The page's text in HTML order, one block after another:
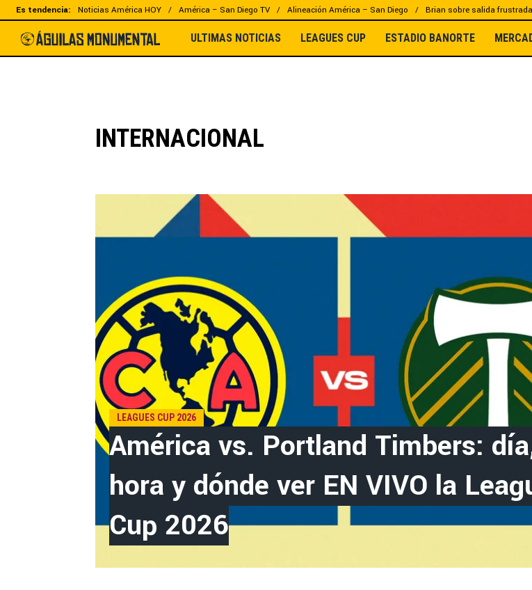
Es tendencia: Noticias América HOY América – San Diego TV Alineación América – San Diego Brian sobre salida
ULTIMAS NOTICIAS LEAGUES CUP ESTADIO BANORTE
INTERNACIONAL
LEAGUES CUP 2026
América vs. Portland Timbers:
hora y dónde ver EN VIVO la
Cup 2026